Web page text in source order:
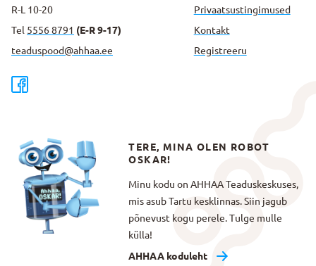
R-L 10-20
Tel 5556 8791 (E-R 9-17)
teaduspood@ahhaa.ee
Privaatsus­tingimused
Kontakt
Registreeru
TERE, MINA OLEN ROBOT
OSKAR!
Minu kodu on AHHAA Teaduskeskuses,
mis asub Tartu kesklinnas. Siin jagub
põnevust kogu perele. Tulge mulle
külla!
AHHAA koduleht